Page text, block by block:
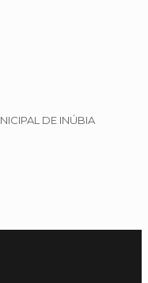
DE INÚBIA